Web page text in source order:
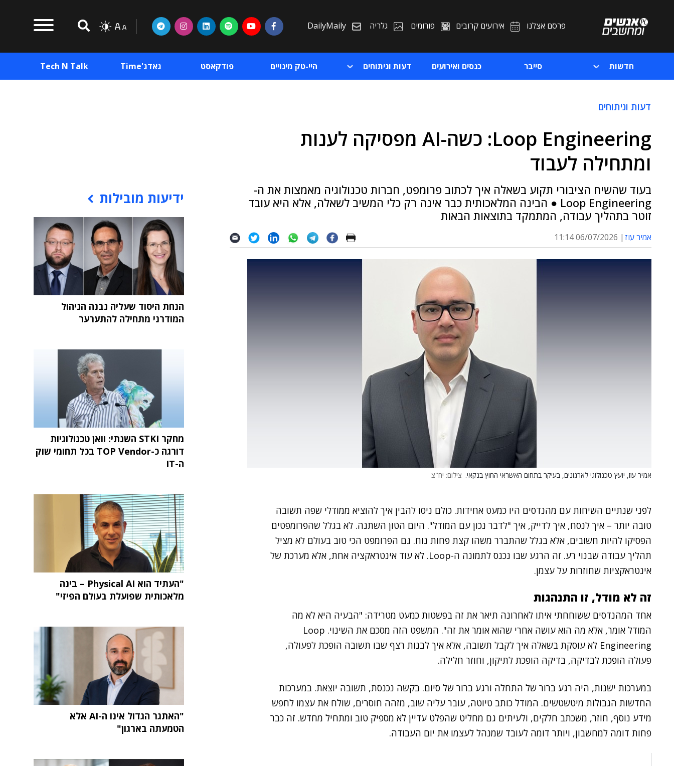
פרסם אצלנו אירועים קרובים פורומים גלריה DailyMaily
חדשות סייבר כנסים ואירועים דעות וניתוחים היי-טק מינויים פודקאסט גאדג'Time Tech N Talk
דעות וניתוחים
Loop Engineering: כשה-AI מפסיקה לענות
ומתחילה לעבוד
בעוד שהשיח הציבורי תקוע בשאלה איך לכתוב פרומפט, חברות טכנולוגיה מאמצות את ה-
Loop Engineering ● הבינה המלאכותית כבר אינה רק כלי המשיב לשאלה, אלא היא עובד
זוטר בתהליך עבודה, המתמקד בתוצאות הבאות
אמיר עוז 06/07/2026 11:14
אמיר עוז, יועץ טכנולוגי לארגונים, בעיקר בתחום האשראי החוץ בנקאי. צילום: יח"צ
לפני שנתיים השיחות עם מהנדסים היו כמעט אחידות. כולם ניסו להבין איך להוציא ממודלי שפה תשובה
טובה יותר – איך לנסח, איך לדייק, איך "לדבר נכון עם המודל". היום הטון השתנה. לא בגלל שהפרומפטים
הפסיקו להיות חשובים, אלא בגלל שהתברר משהו קצת פחות נוח. גם הפרומפט הכי טוב בעולם לא מציל
תהליך עבודה שבנוי רע. זה הרגע שבו נכנס לתמונה ה-Loop. לא עוד אינטראקציה אחת, אלא מערכת של
אינטראקציות שחוזרות על עצמן.
זה לא מודל, זו התנהגות
אחד המהנדסים ששוחחתי איתו לאחרונה תיאר את זה בפשטות כמעט מטרידה: "הבעיה היא לא מה
המודל אומר, אלא מה הוא עושה אחרי שהוא אומר את זה". המשפט הזה מסכם את השינוי. Loop
Engineering לא עוסקת בשאלה איך לקבל תשובה, אלא איך לבנות רצף שבו תשובה הופכת לפעולה,
פעולה הופכת לבדיקה, בדיקה הופכת לתיקון, וחוזר חלילה.
במערכות ישנות, היה רגע ברור של התחלה ורגע ברור של סיום. בקשה נכנסת, תשובה יוצאת. במערכות
החדשות הגבולות מיטשטשים. המודל כותב טיוטה, עובר עליה שוב, מזהה חוסרים, שולח את עצמו לחפש
מידע נוסף, חוזר, משכתב חלקים, ולעיתים גם מחליט שהפלט עדיין לא מספיק טוב ומתחיל מחדש. זה כבר
פחות דומה למחשבון, ויותר דומה לעובד שמנהל לעצמו את יום העבודה.
ידיעות מובילות
הנחת היסוד שעליה נבנה הניהול
המודרני מתחילה להתערער
מחקר STKI השנתי: וואן טכנולוגיות
דורגה כ-TOP Vendor בכל תחומי שוק
ה-IT
"העתיד הוא Physical AI – בינה
מלאכותית שפועלת בעולם הפיזי"
"האתגר הגדול אינו ה-AI אלא
הטמעתה בארגון"